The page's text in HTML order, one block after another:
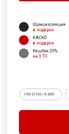
Шумоизоляция
в подарок
КАСКО
в подарок
Кешбэк 20%
на 3 ТО
150 (110) / 6200